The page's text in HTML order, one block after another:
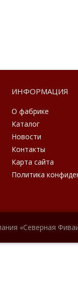
ИНФОРМАЦИЯ
О фабрике
Каталог
Новости
Контакты
Карта сайта
Политика
«Северная